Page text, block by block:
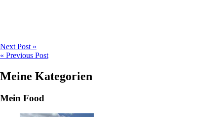
Next Post »
« Previous Post
Meine Kategorien
Mein Food